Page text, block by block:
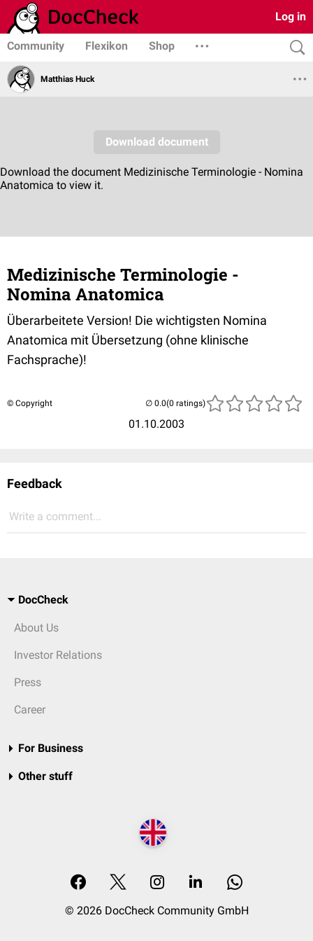
Log in
Community Flexikon Shop
Matthias Huck
Medizinische Terminologie -
Nomina Anatomica
Überarbeitete Version! Die wichtigsten Nomina
Anatomica mit Übersetzung (ohne klinische
Fachsprache)!
© Copyright
01.10.2003
(0 ratings)
Feedback
Write a comment...
DocCheck
About Us
Investor Relations
Press
Career
For Business
Other stuff
© 2026 DocCheck Community GmbH